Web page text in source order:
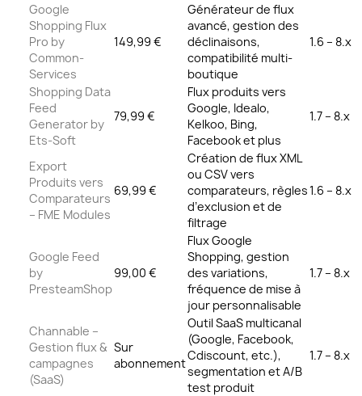
Google
Shopping Flux
Pro by
Common-
Services
149,99 €
Générateur de flux
avancé, gestion des
déclinaisons,
compatibilité multi-
boutique
1.6 – 8.x
Shopping Data
Feed
Generator by
Ets-Soft
79,99 €
Flux produits vers
Google, Idealo,
Kelkoo, Bing,
Facebook et plus
1.7 – 8.x
Export
Produits vers
Comparateurs
– FME Modules
69,99 €
Création de flux XML
ou CSV vers
comparateurs, règles
d’exclusion et de
filtrage
1.6 – 8.x
Google Feed
by
PresteamShop
99,00 €
Flux Google
Shopping, gestion
des variations,
fréquence de mise à
jour personnalisable
1.7 – 8.x
Channable –
Gestion flux &
campagnes
(SaaS)
Sur
abonnement
Outil SaaS multicanal
(Google, Facebook,
Cdiscount, etc.),
segmentation et A/B
test produit
1.7 – 8.x